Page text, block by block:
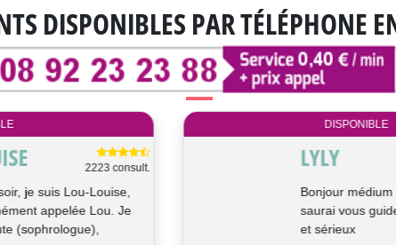
DISPONIBLES PAR TÉLÉPHONE
DISPONIBLE
LYLY 7140 consult.
Bonjour médium pure de naissance, je
saurai vous guider avec bienveillance